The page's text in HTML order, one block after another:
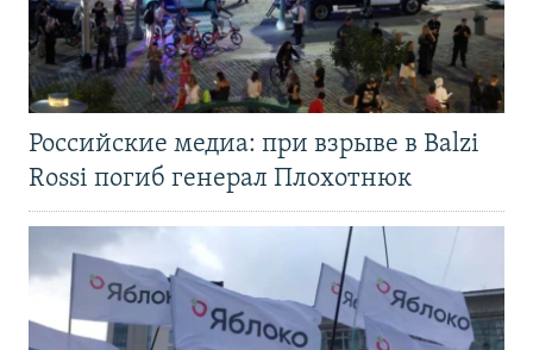
Российские медиа: при взрыве в Balzi
Rossi погиб генерал Плохотнюк